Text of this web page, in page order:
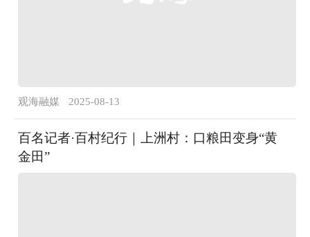
观海融媒 2025-08-13
百名记者·百村纪行｜上洲村：口粮田变身“黄
金田”